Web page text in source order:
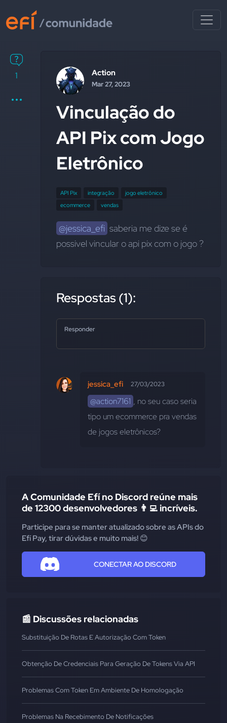
1 Action
Mar 27, 2023
Vinculação do
API Pix com Jogo
Eletrônico
API Pix integração
jogo eletrônico
ecommerce
vendas
@jessica_efi saberia me dize se é
possivel vincular o api pix com o jogo ?
Respostas (1):
Responder
jessica_efi 27/03/2023
@action7161 , no seu caso seria
tipo um ecommerce pra vendas
de jogos eletrônicos?
A Comunidade Efí no Discord reúne mais
de 12300 desenvolvedores 👨‍💻 incríveis.
Participe para se manter atualizado sobre as APIs do
Efí Pay, tirar dúvidas e muito mais! 😊
CONECTAR AO DISCORD
📰 Discussões relacionadas
Substituição De Rotas E Autorização Com Token
Obtenção De Credenciais Para Geração De Tokens Via API
Problemas Com Token Em Ambiente De Homologação
Problemas Na Recebimento De Notificações